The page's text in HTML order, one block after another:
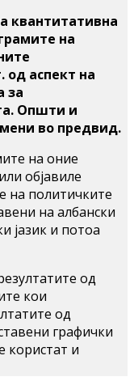
квантитативна
на
од аспект на
за
Општи и
во предвид.
на оние
објавиле
на политичките
на албански
јазик и потоа
од
кои
од
графички
користат и